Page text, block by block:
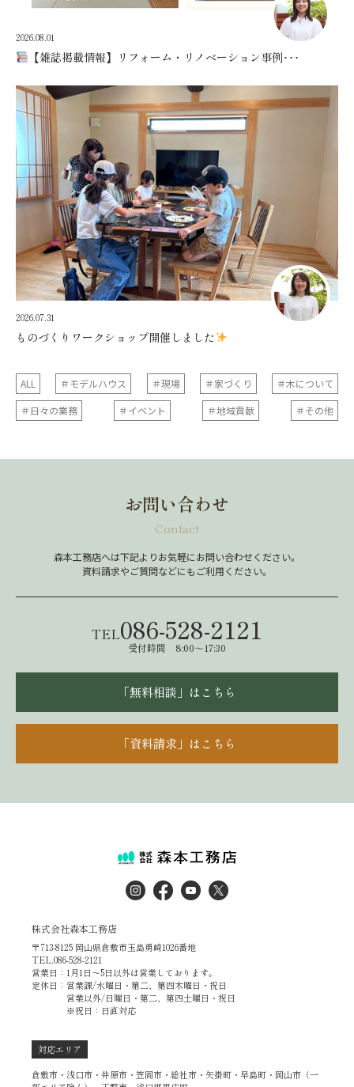
2026.08.01
【雑誌掲載情報】リフォーム・リノベーション事例･･･
2026.07.31
ものづくりワークショップ開催しました
ALL ＃モデルハウス ＃現場 ＃家づくり
＃木について
＃日々の業務
＃イベント ＃地域貢献 ＃その他
お問い合わせ
Contact
森本工務店へは下記よりお気軽にお問い合わせください。
資料請求やご質問などにもご利用ください。
TEL086-528-2121
受付時間 8:00～17:30
「無料相談」はこちら
「資料請求」はこちら
株式会社森本工務店
〒713-8125 岡山県倉敷市玉島勇崎1026番地
TEL.086-528-2121
営業日：1月1日～5日以外は営業しております。
定休日：営業課/水曜日・第二、第四木曜日・祝日
営業以外/日曜日・第二、第四土曜日・祝日
※祝日：日直対応
対応エリア
倉敷市・浅口市・井原市・笠岡市・総社市・矢掛町・早島町・岡山市（一